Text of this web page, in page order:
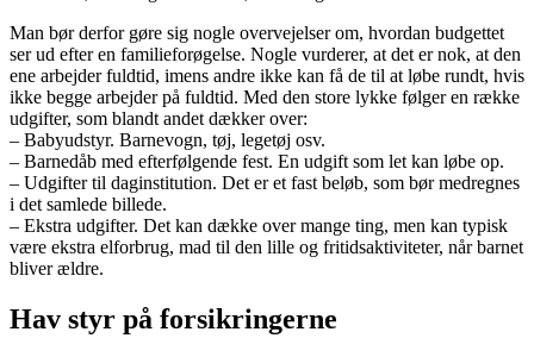
Man bør derfor gøre sig nogle overvejelser om, hvordan budgettet
ser ud efter en familieforøgelse. Nogle vurderer, at det er nok, at den
ene arbejder fuldtid, imens andre ikke kan få de til at løbe rundt, hvis
ikke begge arbejder på fuldtid. Med den store lykke følger en række
udgifter, som blandt andet dækker over:
– Babyudstyr. Barnevogn, tøj, legetøj osv.
– Barnedåb med efterfølgende fest. En udgift som let kan løbe op.
– Udgifter til daginstitution. Det er et fast beløb, som bør medregnes
i det samlede billede.
– Ekstra udgifter. Det kan dække over mange ting, men kan typisk
være ekstra elforbrug, mad til den lille og fritidsaktiviteter, når barnet
bliver ældre.
Hav styr på forsikringerne